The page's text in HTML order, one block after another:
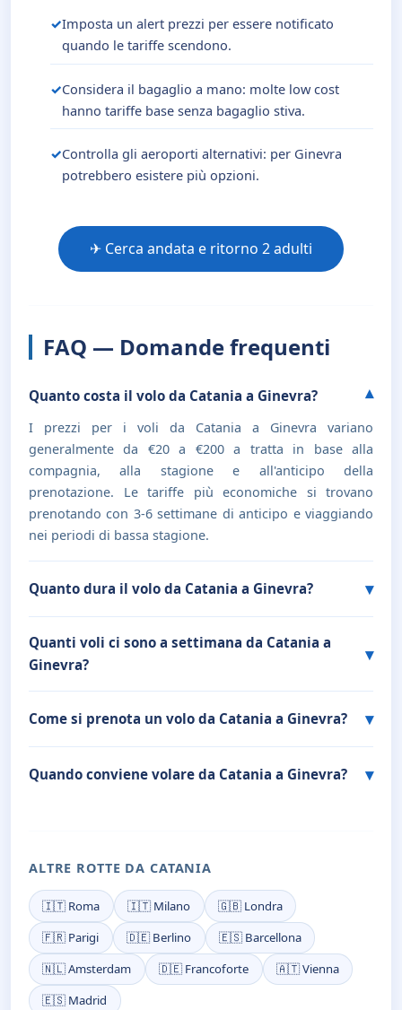
Imposta un alert prezzi per essere notificato
quando le tariffe scendono.
Considera il bagaglio a mano: molte low cost
hanno tariffe base senza bagaglio stiva.
Controlla gli aeroporti alternativi: per Ginevra
potrebbero esistere più opzioni.
✈ Cerca andata e ritorno 2 adulti
FAQ — Domande frequenti
Quanto costa il volo da Catania a Ginevra?
I prezzi per i voli da Catania a Ginevra variano
generalmente da €20 a €200 a tratta in base alla
compagnia, alla stagione e all'anticipo della
prenotazione. Le tariffe più economiche si trovano
prenotando con 3-6 settimane di anticipo e viaggiando
nei periodi di bassa stagione.
Quanto dura il volo da Catania a Ginevra?
Quanti voli ci sono a settimana da Catania a
Ginevra?
Come si prenota un volo da Catania a Ginevra?
Quando conviene volare da Catania a Ginevra?
ALTRE ROTTE DA CATANIA
🇮🇹 Roma 🇮🇹 Milano
🇬🇧 Londra
🇫🇷 Parigi
🇩🇪 Berlino
🇪🇸 Barcellona
🇳🇱 Amsterdam
🇩🇪 Francoforte
🇦🇹 Vienna
🇪🇸 Madrid